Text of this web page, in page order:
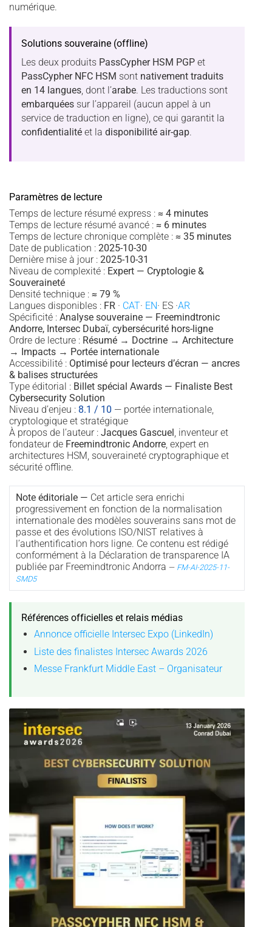
numérique.
Solutions souveraine (offline)
Les deux produits PassCypher HSM PGP et
PassCypher NFC HSM sont nativement traduits
en 14 langues, dont l’arabe. Les traductions sont
embarquées sur l’appareil (aucun appel à un
service de traduction en ligne), ce qui garantit la
confidentialité et la disponibilité air-gap.
Paramètres de lecture
Temps de lecture résumé express : ≈ 4 minutes
Temps de lecture résumé avancé : ≈ 6 minutes
Temps de lecture chronique complète : ≈ 35 minutes
Date de publication : 2025-10-30
Dernière mise à jour : 2025-10-31
Niveau de complexité : Expert — Cryptologie &
Souveraineté
Densité technique : ≈ 79 %
Langues disponibles : FR · CAT· EN· ES ·AR
Spécificité : Analyse souveraine — Freemindtronic
Andorre, Intersec Dubaï, cybersécurité hors-ligne
Ordre de lecture : Résumé → Doctrine → Architecture
→ Impacts → Portée internationale
Accessibilité : Optimisé pour lecteurs d’écran — ancres
& balises structurées
Type éditorial : Billet spécial Awards — Finaliste Best
Cybersecurity Solution
Niveau d’enjeu : 8.1 / 10 — portée internationale,
cryptologique et stratégique
À propos de l’auteur : Jacques Gascuel, inventeur et
fondateur de Freemindtronic Andorre, expert en
architectures HSM, souveraineté cryptographique et
sécurité offline.
Note éditoriale — Cet article sera enrichi
progressivement en fonction de la normalisation
internationale des modèles souverains sans mot de
passe et des évolutions ISO/NIST relatives à
l’authentification hors ligne. Ce contenu est rédigé
conformément à la Déclaration de transparence IA
publiée par Freemindtronic Andorra — FM-AI-2025-11-
SMD5
Références officielles et relais médias
Annonce officielle Intersec Expo (LinkedIn)
Liste des finalistes Intersec Awards 2026
Messe Frankfurt Middle East – Organisateur